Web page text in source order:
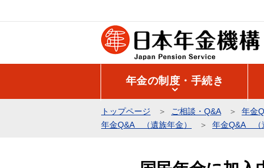
の
年金の制度・手続き
トップページ ご相談・Q&A 年金
年金Q&A （遺族年金）
年金Q&A （